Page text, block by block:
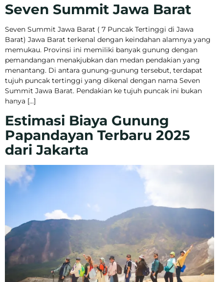
Seven Summit Jawa Barat
Seven Summit Jawa Barat ( 7 Puncak Tertinggi di Jawa
Barat) Jawa Barat terkenal dengan keindahan alamnya yang
memukau. Provinsi ini memiliki banyak gunung dengan
pemandangan menakjubkan dan medan pendakian yang
menantang. Di antara gunung-gunung tersebut, terdapat
tujuh puncak tertinggi yang dikenal dengan nama Seven
Summit Jawa Barat. Pendakian ke tujuh puncak ini bukan
hanya […]
Estimasi Biaya Gunung
Papandayan Terbaru 2025
dari Jakarta